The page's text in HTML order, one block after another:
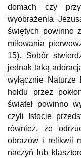
domach czy
wyobrażenia
świętych powinno
miłowania
15). Sobór
jednak taką
wyłącznie
hołdu przez
świateł powinno
czyli Istocie
również, że
obrazów i relikwii
naczyń lub